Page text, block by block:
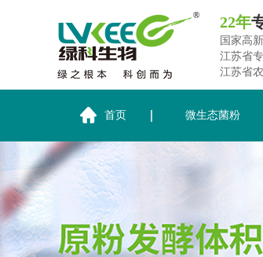
22年
国家高
江苏省
江苏省
首页 微生态菌粉
关于绿科生物